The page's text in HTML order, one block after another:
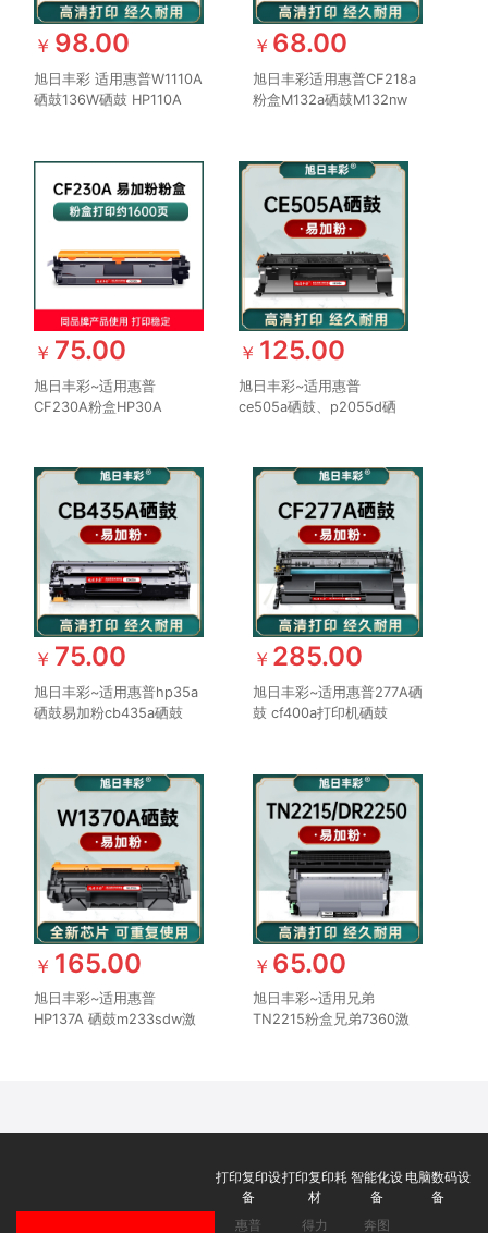
￥ 98.00
旭日丰彩 适用惠普W1110A
硒鼓136W硒鼓 HP110A
138P/pn/pnw粉盒Laser
MFP 带芯片
￥ 68.00
旭日丰彩适用惠普CF218a
粉盒M132a硒鼓M132nw
M132fw/fn/fp CF219A鼓
架hp19a
￥ 75.00
旭日丰彩~适用惠普
CF230A粉盒HP30A
CF232A 32a硒鼓
M203DW M203DN NW
M203D
￥ 125.00
旭日丰彩~适用惠普
ce505a硒鼓、p2055d硒
m425dn/dw cf280a
hp05a 80a佳能319 6300
￥ 75.00
旭日丰彩~适用惠普hp35a
硒鼓易加粉cb435a硒鼓
crg725 m1214nfh打印机
￥ 285.00
旭日丰彩~适用惠普277A硒
鼓 cf400a打印机硒鼓
m277n激光打印机Laser
m274n粉盒CF400
￥ 165.00
旭日丰彩~适用惠普
HP137A 硒鼓m233sdw激
￥ 65.00
旭日丰彩~适用兄弟
TN2215粉盒兄弟7360激
打印复印设
备
惠普
打印复印耗
材
得力
智能化设
备
奔图
电脑数码设
备